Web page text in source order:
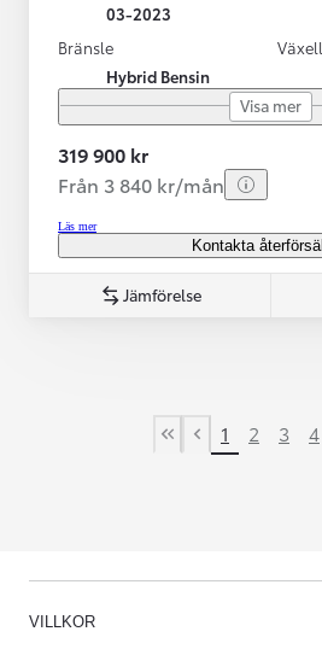
03-2023
Bränsle
Hybrid Bensin
Visa mer
319 900 kr
Från 3 840 kr/mån
Läs mer
Kontakta
Jämförelse
First Page
Previous page
1 2 3 4
VILLKOR